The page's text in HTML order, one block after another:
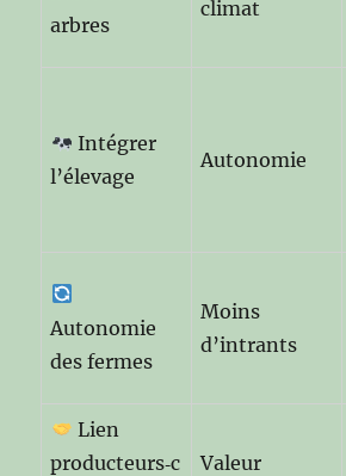
arbres
climat
Intégrer
l’élevage
Autonomie
Autonomie
des fermes
Moins
d’intrants
Lien
producteurs‑c
Valeur